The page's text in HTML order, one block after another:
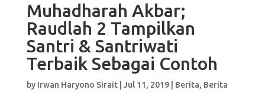
Muhadharah Akbar;
Raudlah 2 Tampilkan
Santri & Santriwati
Terbaik Sebagai Contoh
by Irwan Haryono Sirait| Jul 11, 2019| Berita, Berita